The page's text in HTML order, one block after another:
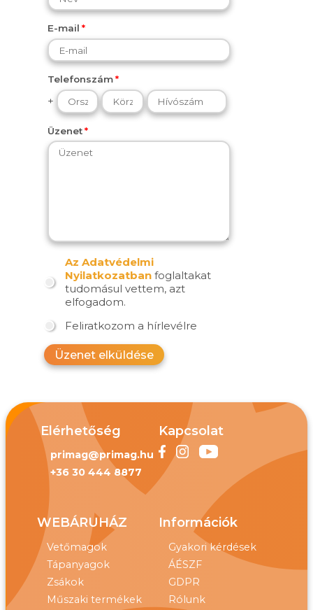
E-mail
Telefonszám
+
Üzenet
Az Adatvédelmi
Nyilatkozatban foglaltakat
tudomásul vettem, azt
elfogadom.
Feliratkozom a hírlevélre
Üzenet elküldése
Elérhetőség
primag@primag.hu
+36 30 444 8877
Kapcsolat
WEBÁRUHÁZ
Vetőmagok
Tápanyagok
Zsákok
Műszaki termékek
Információk
Gyakori kérdések
ÁÉSZF
GDPR
Rólunk